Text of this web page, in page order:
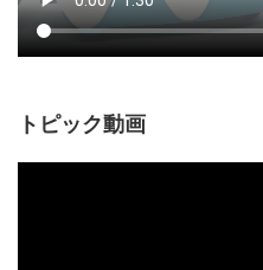
トピック動画